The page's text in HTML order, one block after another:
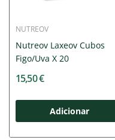
NUTREOV
Nutreov Laxeov Cubos
Figo/Uva X 20
15,50 €
Adicionar